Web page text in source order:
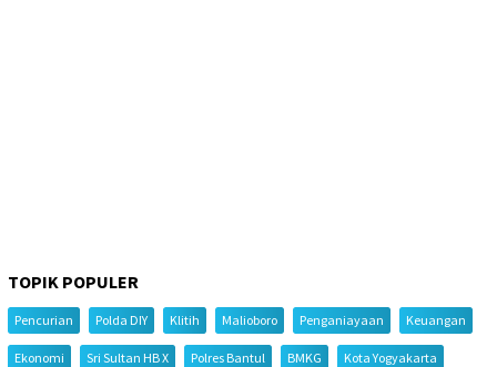
TOPIK POPULER
Pencurian Polda DIY Klitih Malioboro Penganiayaan Keuangan
Ekonomi Sri Sultan HB X Polres Bantul BMKG Kota Yogyakarta